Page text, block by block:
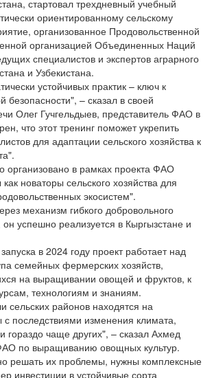
стартовал трехдневный учебный
ориентированному сельскому
организованное Продовольственной
организацией Объединенных Наций
специалистов и экспертов аграрного
и Узбекистана.
устойчивых практик – ключ к
безопасности", – сказал в своей
Олег Гучгельдыев, представитель ФАО в
что этот тренинг поможет укрепить
для адаптации сельского хозяйства к
организовано в рамках проекта ФАО
новаторы сельского хозяйства для
экосистем".
механизм гибкого добровольного
успешно реализуется в Кыргызстане и
в 2024 году проект работает над
семейных фермерских хозяйств,
на выращивании овощей и фруктов, к
технологиям и знаниям.
сельских районов находятся на
последствиями изменения климата,
гораздо чаще других", – сказал Ахмед
по выращиванию овощных культур.
решать их проблемы, нужны комплексные
инвестиции в устойчивые сорта